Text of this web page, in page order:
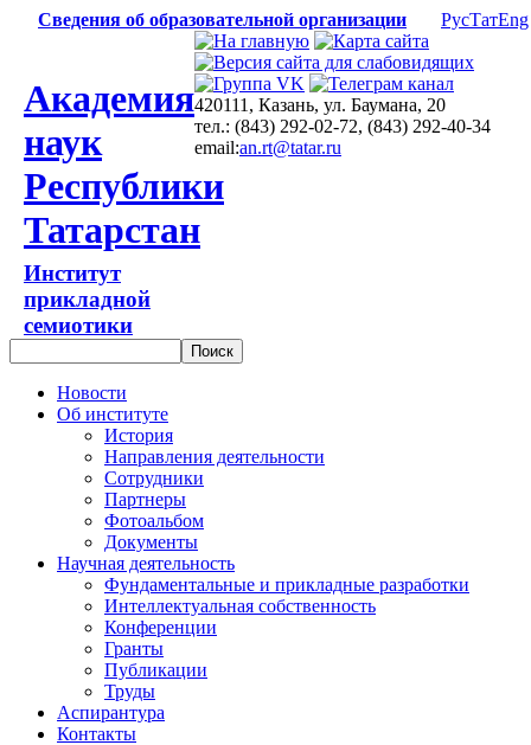
Сведения об образовательной организации РусТатEng
Академия
наук
Республики
Татарстан
Институт
прикладной
семиотики
420111, Казань, ул. Баумана, 20
тел.: (843) 292-02-72, (843) 292-40-34
email:an.rt@tatar.ru
Новости
Об институте
История
Направления деятельности
Сотрудники
Партнеры
Фотоальбом
Документы
Научная деятельность
Фундаментальные и прикладные разработки
Интеллектуальная собственность
Конференции
Гранты
Публикации
Труды
Аспирантура
Контакты